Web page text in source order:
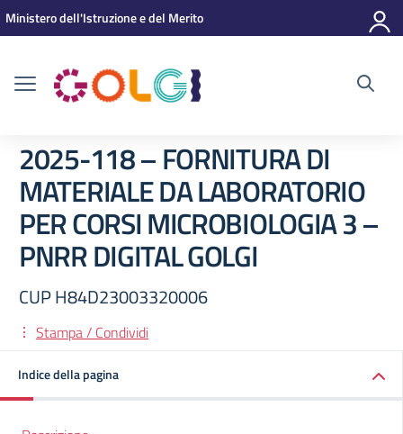
Vai ai contenuti
Vai al menu di navigazione
Vai al footer
Ministero dell'Istruzione e del Merito
2025-118 – FORNITURA DI
MATERIALE DA LABORATORIO
PER CORSI MICROBIOLOGIA 3 –
PNRR DIGITAL GOLGI
CUP H84D23003320006
Stampa / Condividi
Indice della pagina